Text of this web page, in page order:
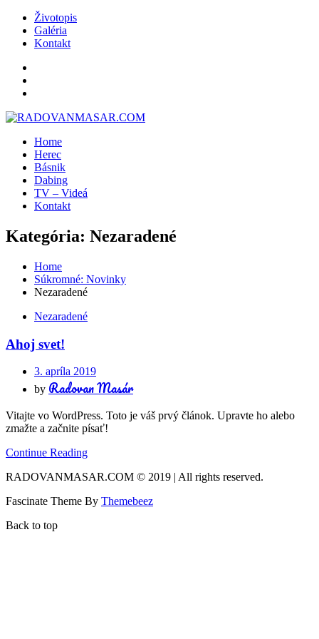
Skip
content
Životopis
Galéria
Kontakt
Home
Herec
Básnik
Dabing
TV – Videá
Kontakt
Kategória: Nezaradené
Home
Súkromné: Novinky
Nezaradené
Nezaradené
Ahoj svet!
3. apríla 2019
by Radovan Masár
Vitajte vo WordPress. Toto je váš prvý článok. Upravte ho alebo
zmažte a začnite písať!
Continue Reading
RADOVANMASAR.COM © 2019 | All rights reserved.
Fascinate Theme By Themebeez
Back to top